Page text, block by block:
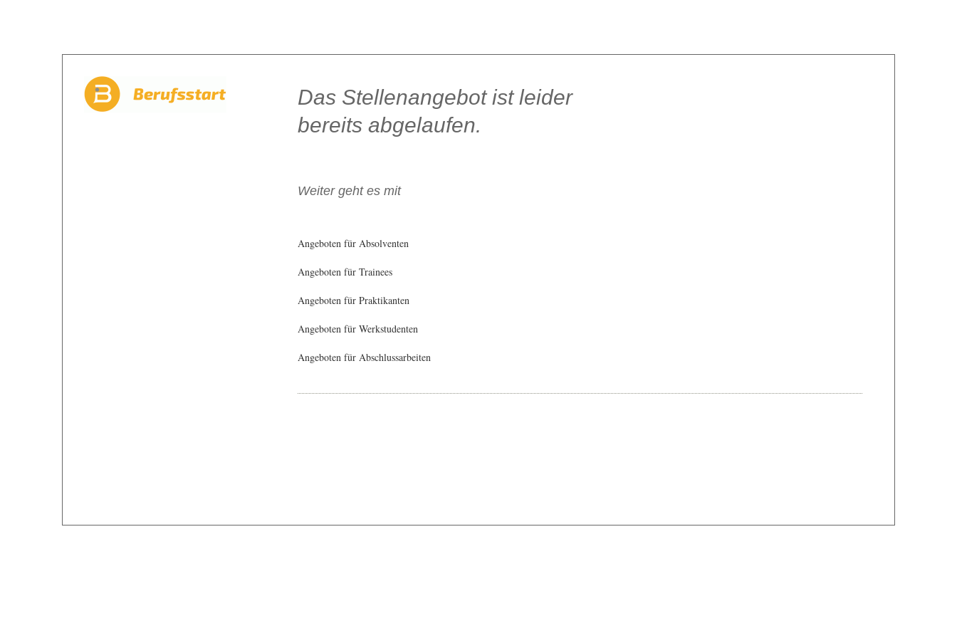
Das Stellenangebot ist leider
bereits abgelaufen.
Weiter geht es mit
Angeboten für Absolventen
Angeboten für Trainees
Angeboten für Praktikanten
Angeboten für Werkstudenten
Angeboten für Abschlussarbeiten